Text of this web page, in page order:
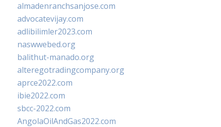
almadenranchsanjose.com
advocatevijay.com
adlibilimler2023.com
naswwebed.org
balithut-manado.org
alteregotradingcompany.org
aprce2022.com
ibie2022.com
sbcc-2022.com
AngolaOilAndGas2022.com